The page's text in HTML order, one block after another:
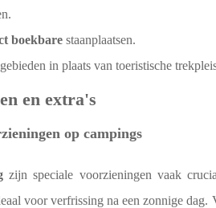
boekbare staanplaatsen.
in plaats van toeristische
en extra's
op campings
zijn speciale voorzieningen vaak
voor verfrissing na een zonnige dag.